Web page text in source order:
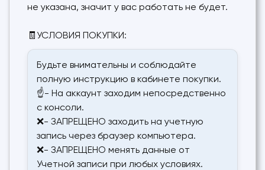
не указана, значит у вас работать не будет.
🧾УСЛОВИЯ ПОКУПКИ:
Будьте внимательны и соблюдайте
полную инструкцию в кабинете покупки.
☝- На аккаунт заходим непосредственно
с консоли.
❌- ЗАПРЕЩЕНО заходить на учетную
запись через браузер компьютера.
❌- ЗАПРЕЩЕНО менять данные от
Учетной записи при любых условиях.